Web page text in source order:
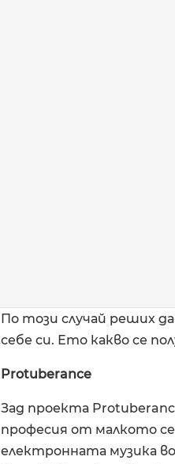
По този случай реших
себе си. Ето какво се
Protuberance
Зад проекта
професия от малкото
електронната музика